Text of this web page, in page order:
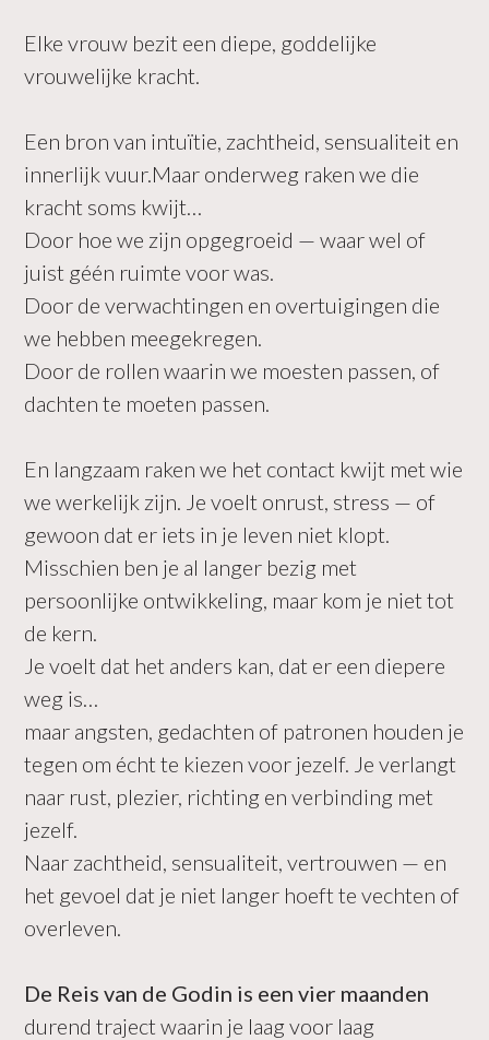
Elke vrouw bezit een diepe, goddelijke
vrouwelijke kracht.
Een bron van intuïtie, zachtheid, sensualiteit en
innerlijk vuur.Maar onderweg raken we die
kracht soms kwijt…
Door hoe we zijn opgegroeid — waar wel of
juist géén ruimte voor was.
Door de verwachtingen en overtuigingen die
we hebben meegekregen.
Door de rollen waarin we moesten passen, of
dachten te moeten passen.
En langzaam raken we het contact kwijt met wie
we werkelijk zijn. Je voelt onrust, stress — of
gewoon dat er iets in je leven niet klopt.
Misschien ben je al langer bezig met
persoonlijke ontwikkeling, maar kom je niet tot
de kern.
Je voelt dat het anders kan, dat er een diepere
weg is…
maar angsten, gedachten of patronen houden je
tegen om écht te kiezen voor jezelf. Je verlangt
naar rust, plezier, richting en verbinding met
jezelf.
Naar zachtheid, sensualiteit, vertrouwen — en
het gevoel dat je niet langer hoeft te vechten of
overleven.
De Reis van de Godin is een vier maanden
durend traject waarin je laag voor laag